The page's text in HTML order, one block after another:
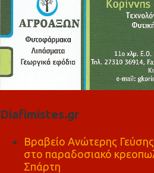
Diafimistes.gr
Βραβείο Ανώτερης
στο παραδοσιακό
Σπάρτη